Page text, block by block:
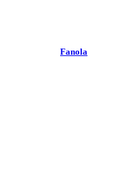
Fanola